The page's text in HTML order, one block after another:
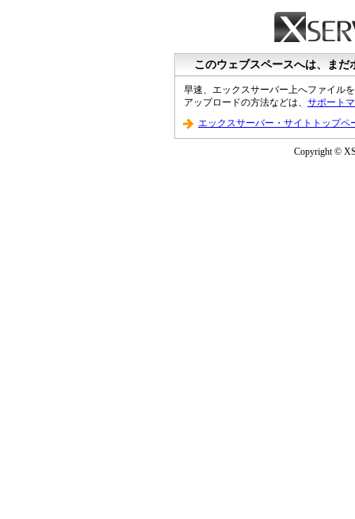
このウェブスペースへは、ま
早速、エックスサーバー上へファイル
アップロードの方法などは、 サポート
エックスサーバー・サイトトップペ
Copyright ©